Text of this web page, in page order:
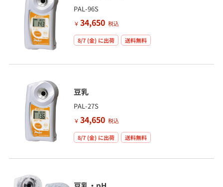
PAL-96S
￥ 34,650 税込
8/7 (金)に出荷 送料無料
豆乳
PAL-27S
￥ 34,650 税込
8/7 (金)に出荷 送料無料